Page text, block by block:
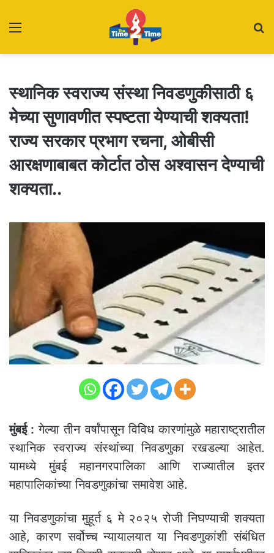
स्थानिक स्वराज्य संस्था निवडणुकीसाठी ६
मेच्या सुणावणीत स्पष्टता येण्याची शक्यता!
राज्य सरकार प्रभाग रचना, ओबीसी
आरक्षणाबाबत कोर्टात ठोस अश्वासन देण्याची
शक्यता..
मुंबई : गेल्या तीन वर्षांपासून विविध कारणांमुळे महाराष्ट्रातील
स्थानिक स्वराज्य संस्थांच्या निवडणुका रखडल्या आहेत.
यामध्ये मुंबई महानगरपालिका आणि राज्यातील इतर
महापालिकांच्या निवडणुकांचा समावेश आहे.
या निवडणुकांचा मुहूर्त ६ मे २०२५ रोजी निघण्याची शक्यता
आहे, कारण सर्वोच्च न्यायालयात या निवडणुकांशी संबंधित